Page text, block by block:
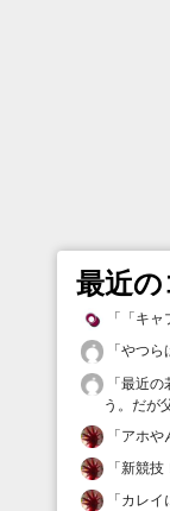
最近の
「 「キ
「やつら
「最近の
う。だが
「アホや
「新競技
「カレイ